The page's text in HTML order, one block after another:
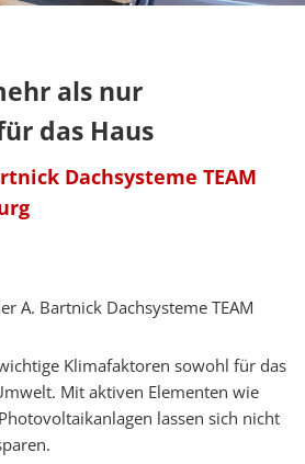
als nur
das Haus
Dachsysteme TEAM
A. Bartnick Dachsysteme TEAM
Klimafaktoren sowohl für das
Mit aktiven Elementen wie
lassen sich nicht